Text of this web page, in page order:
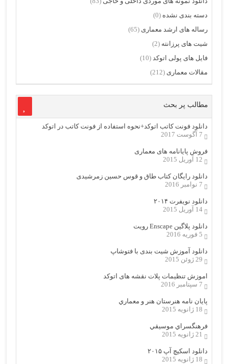
دسته بندی نشده (0)
رساله های ارشد معماری (65)
شیت های پرزانته (2)
فایل های پولی اتوکد (10)
مقالات معماری (212)
مطالب پر بحث
دانلود فونت کاتب اتوکد+نحوه استفاده از فونت کاتب در اتوکد
7 آگوست 2017
فروش پایانامه های معماری
12 آوریل 2015
دانلود رایگان کتاب طاق و قوس حسین زمرشیدی
7 نوامبر 2016
دانلود نویفرت ۲۰۱۴
14 آوریل 2015
دانلود پلاگین Enscape رویت
5 فوریه 2016
دانلود آموزش شیت بندی با فتوشاپ
29 ژوئن 2015
اموزش تنظیمات پلات نقشه های اتوکد
7 سپتامبر 2016
پایان نامه هنرستان هنر و معماري
18 ژانویه 2015
فرهنگسراي موسيقي
21 ژانویه 2015
دانلود اسکیچ آپ ۲۰۱۵
18 ژانویه 2015